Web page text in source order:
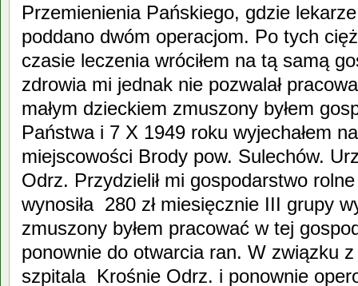
Przemienienia Pańskiego, gdzie
poddano dwóm operacjom. Po tych
czasie leczenia wróciłem na tą samą
zdrowia mi jednak nie pozwalał
małym dzieckiem zmuszony byłem
Państwa i 7 X 1949 roku wyjechałem
miejscowości Brody pow. Sulechów.
Odrz. Przydzielił mi gospodarstwo
wynosiła 280 zł miesięcznie III grupy
zmuszony byłem pracować w tej
ponownie do otwarcia ran. W związku
szpitala Krośnie Odrz. i ponownie